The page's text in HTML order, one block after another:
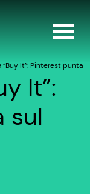
“Buy It”: Pinterest punta
It”:
sul